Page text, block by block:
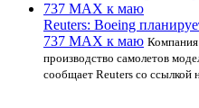
Reuters: Boeing
737 MAX к маю
производство самолетов
сообщает Reuters со